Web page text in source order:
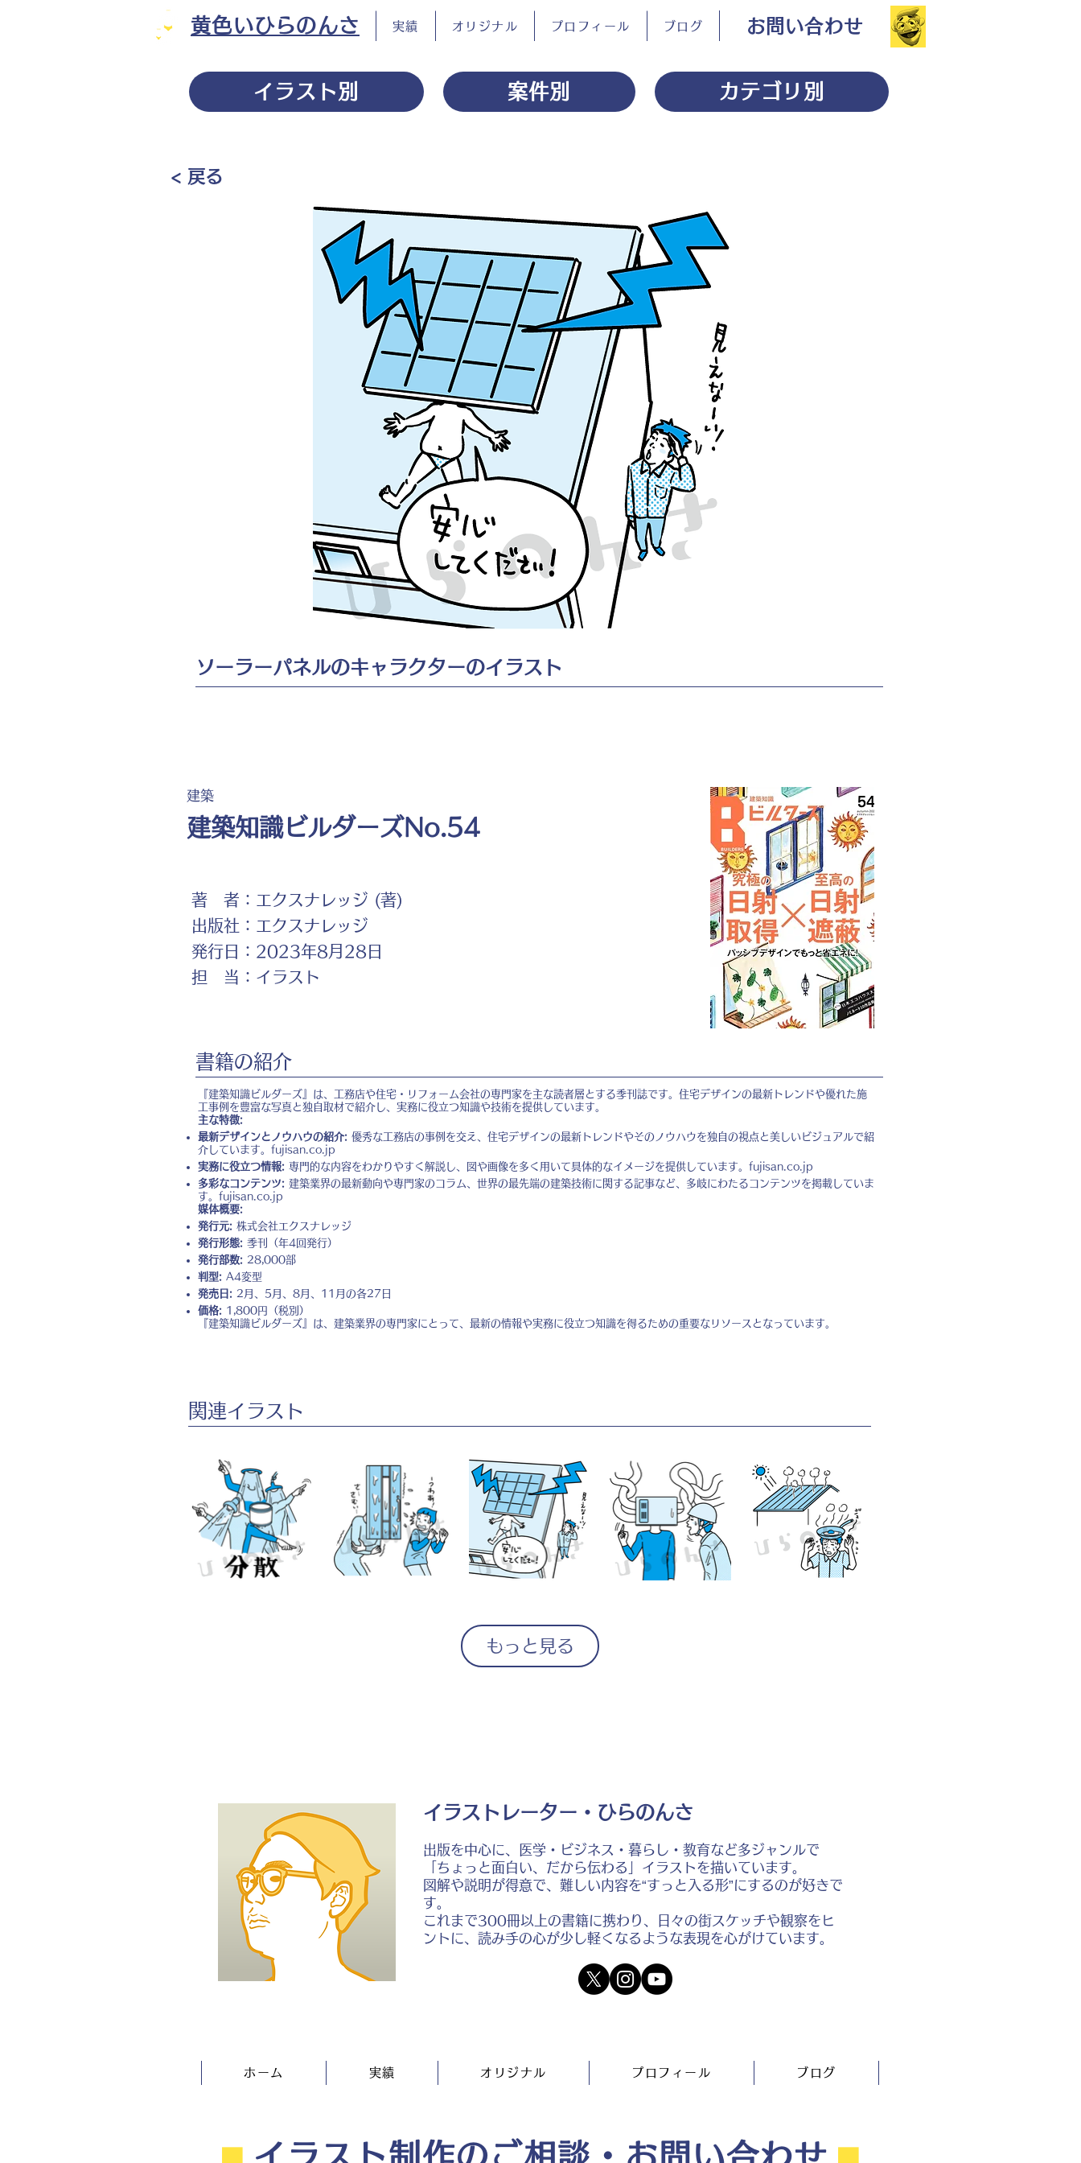
黄色いひらのんさ 実績 オリジナル プロフィール ブログ お問い合わせ
イラスト別 案件別 カテゴリ別
< 戻る
ソーラーパネルのキャラクターのイラスト
建築
建築知識ビルダーズNo.54
著 者：
出版社：
発行日：
担 当：
エクスナレッジ (著)
エクスナレッジ
2023年8月28日
イラスト
書籍の紹介
『建築知識ビルダーズ』は、工務店や住宅・リフォーム会社の専門家を主な読者層とする季刊誌です。住宅デザインの最新トレンドや優れた施
工事例を豊富な写真と独自取材で紹介し、実務に役立つ知識や技術を提供しています。
主な特徴:
最新デザインとノウハウの紹介: 優秀な工務店の事例を交え、住宅デザインの最新トレンドやそのノウハウを独自の視点と美しいビジュアルで紹
介しています。 fujisan.co.jp
実務に役立つ情報: 専門的な内容をわかりやすく解説し、図や画像を多く用いて具体的なイメージを提供しています。 fujisan.co.jp
多彩なコンテンツ: 建築業界の最新動向や専門家のコラム、世界の最先端の建築技術に関する記事など、多岐にわたるコンテンツを掲載していま
す。 fujisan.co.jp
媒体概要:
発行元: 株式会社エクスナレッジ
発行形態: 季刊（年4回発行）
発行部数: 28,000部
判型: A4変型
発売日: 2月、5月、8月、11月の各27日
価格: 1,800円（税別）
『建築知識ビルダーズ』は、建築業界の専門家にとって、最新の情報や実務に役立つ知識を得るための重要なリソースとなっています。
​関連イラスト
もっと見る
イラストレーター・ひらのんさ
出版を中心に、医学・ビジネス・暮らし・教育など多ジャンルで
「ちょっと面白い、だから伝わる」イラストを描いています。
図解や説明が得意で、難しい内容を“すっと入る形”にするのが好きで
す。
これまで300冊以上の書籍に携わり、日々の街スケッチや観察をヒ
ントに、読み手の心が少し軽くなるような表現を心がけています。
ホーム 実績 オリジナル プロフィール ブログ
⬛︎ イラスト制作のご相談・お問い合わせ ⬛︎